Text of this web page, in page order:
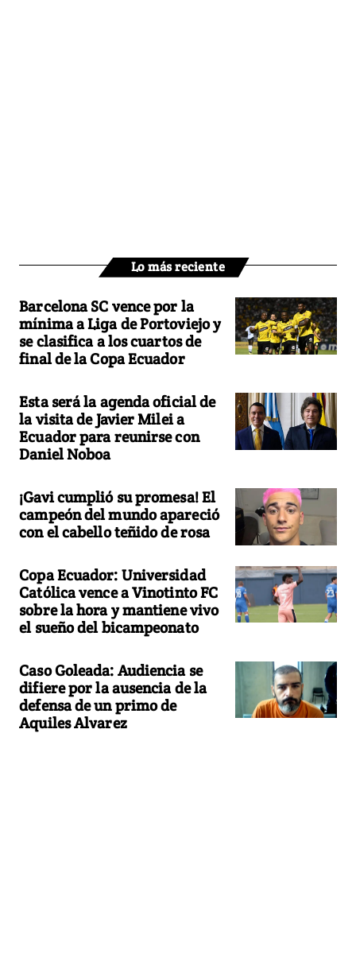
Lo más reciente
Barcelona SC vence por la
mínima a Liga de Portoviejo y
se clasifica a los cuartos de
final de la Copa Ecuador
Esta será la agenda oficial de
la visita de Javier Milei a
Ecuador para reunirse con
Daniel Noboa
¡Gavi cumplió su promesa! El
campeón del mundo apareció
con el cabello teñido de rosa
Copa Ecuador: Universidad
Católica vence a Vinotinto FC
sobre la hora y mantiene vivo
el sueño del bicampeonato
Caso Goleada: Audiencia se
difiere por la ausencia de la
defensa de un primo de
Aquiles Alvarez